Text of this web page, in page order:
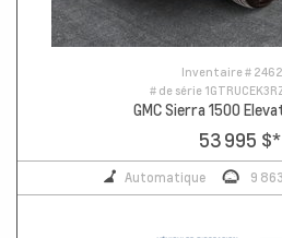
Inventaire #
# de série
GMC Sierra 1500
53 995 $*
Automatique 9